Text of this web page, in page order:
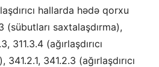
hallarda hədə qorxu
saxtalaşdırma),
311.3.4 (ağırlaşdırıcı
341.2.3 (ağırlaşdırıcı